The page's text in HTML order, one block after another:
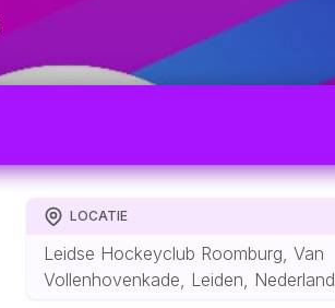
LOCATIE
Leidse Hockeyclub Roomburg, Van
Vollenhovenkade, Leiden, Nederland